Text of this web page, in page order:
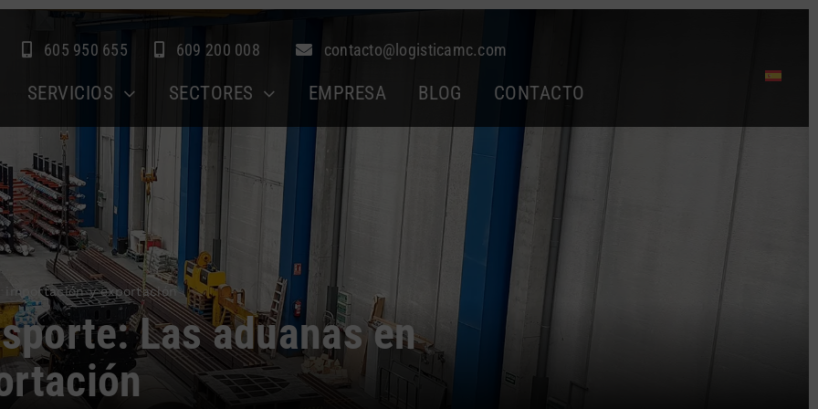
605 950 655 609 200 008 contacto@logisticamc.com
SERVICIOS SECTORES EMPRESA BLOG CONTACTO
y exportación
Las aduanas en